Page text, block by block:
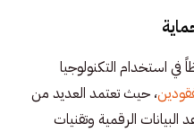
استخدام التكنولوجيا
، حيث تعتمد العديد من
البيانات الرقمية وتقنيات